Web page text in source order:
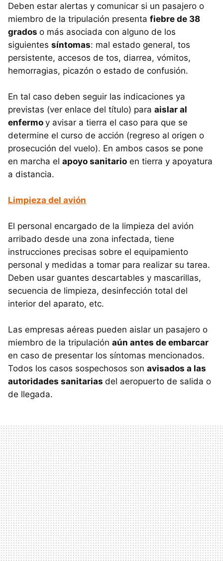
Deben estar alertas y comunicar si un pasajero o
miembro de la tripulación presenta fiebre de 38
grados o más asociada con alguno de los
siguientes síntomas: mal estado general, tos
persistente, accesos de tos, diarrea, vómitos,
hemorragias, picazón o estado de confusión.
En tal caso deben seguir las indicaciones ya
previstas (ver enlace del título) para aislar al
enfermo y avisar a tierra el caso para que se
determine el curso de acción (regreso al origen o
prosecución del vuelo). En ambos casos se pone
en marcha el apoyo sanitario en tierra y apoyatura
a distancia.
Limpieza del avión
El personal encargado de la limpieza del avión
arribado desde una zona infectada, tiene
instrucciones precisas sobre el equipamiento
personal y medidas a tomar para realizar su tarea.
Deben usar guantes descartables y mascarillas,
secuencia de limpieza, desinfección total del
interior del aparato, etc.
Las empresas aéreas pueden aislar un pasajero o
miembro de la tripulación aún antes de embarcar
en caso de presentar los síntomas mencionados.
Todos los casos sospechosos son avisados a las
autoridades sanitarias del aeropuerto de salida o
de llegada.